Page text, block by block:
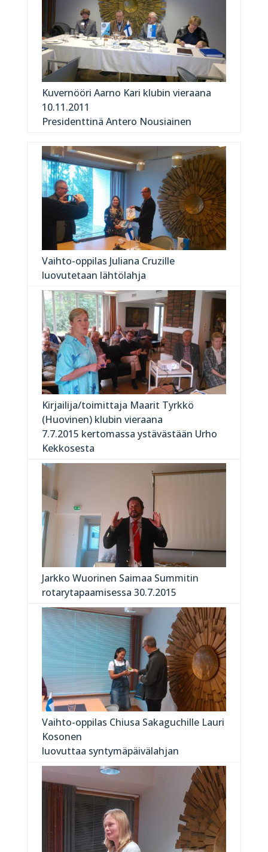
Kuvernööri Aarno Kari klubin vieraana
10.11.2011
Presidenttinä Antero Nousiainen
Vaihto-oppilas Juliana Cruzille
luovutetaan lähtölahja
Kirjailija/toimittaja Maarit Tyrkkö
(Huovinen) klubin vieraana
7.7.2015 kertomassa ystävästään Urho
Kekkosesta
Jarkko Wuorinen Saimaa Summitin
rotarytapaamisessa 30.7.2015
Vaihto-oppilas Chiusa Sakaguchille Lauri
Kosonen
luovuttaa syntymäpäivälahjan